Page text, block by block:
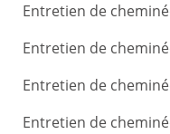
Entretien de
Entretien de
Entretien de
Entretien de